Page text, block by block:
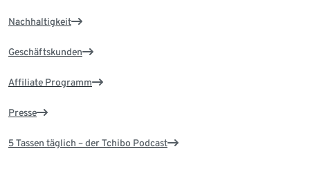
Nachhaltigkeit
Geschäftskunden
Affiliate Programm
Presse
5 Tassen täglich – der Tchibo Podcast